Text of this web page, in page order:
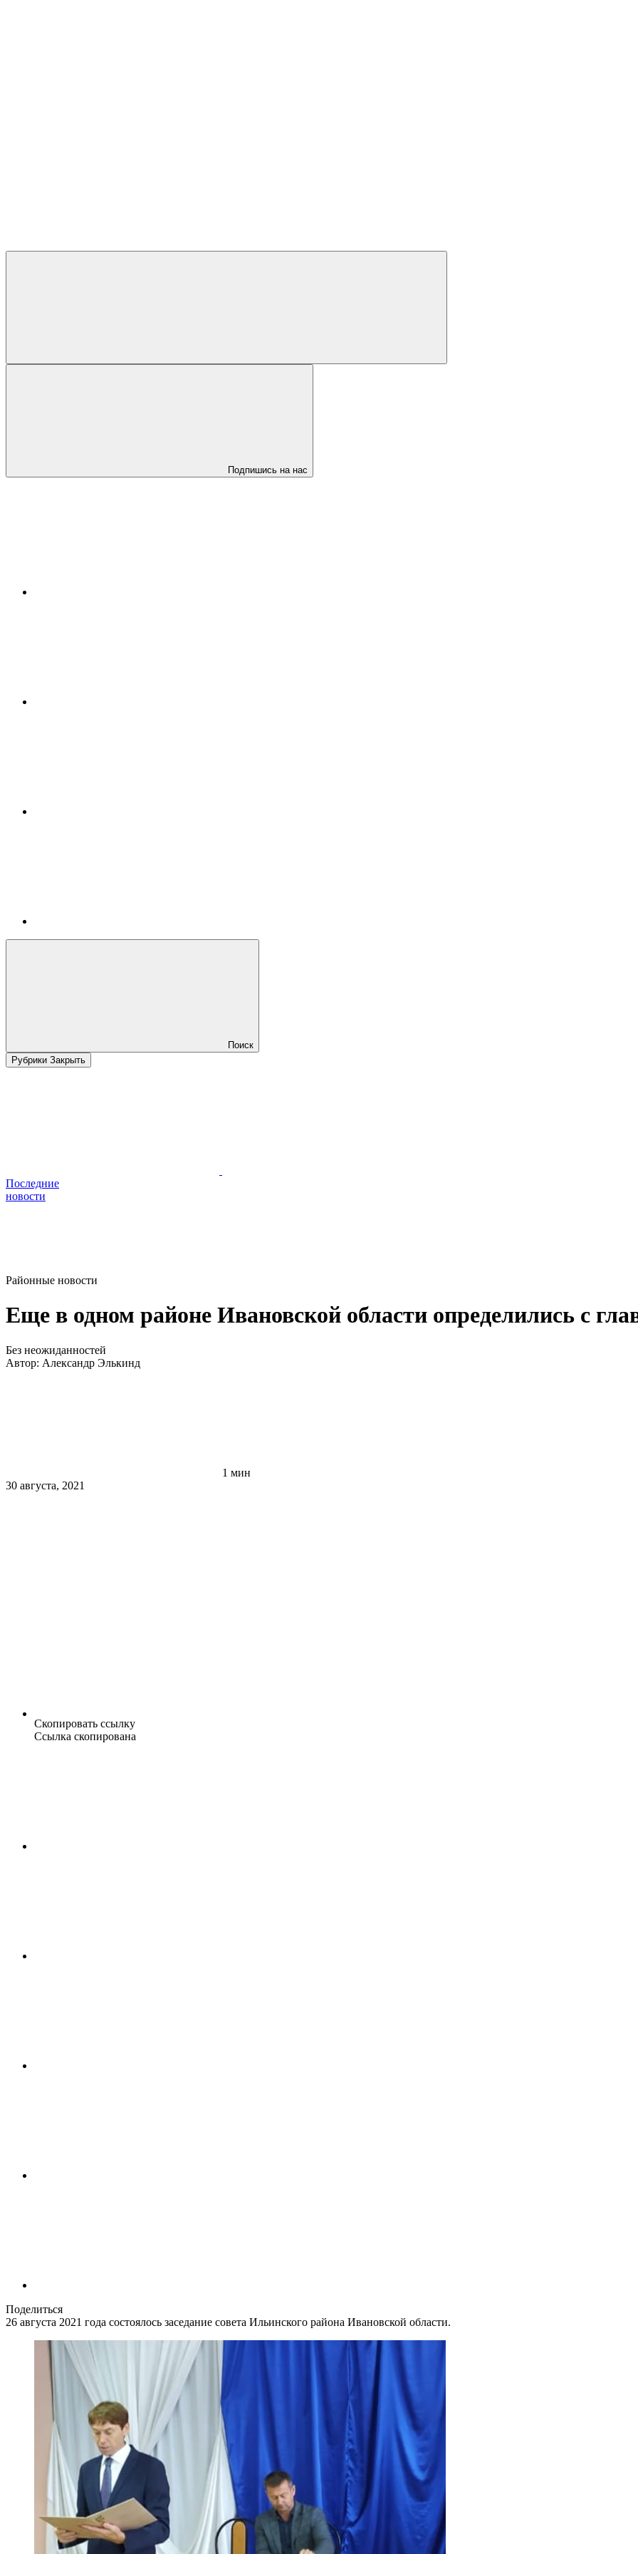
Подпишись на нас
Поиск
Рубрики Закрыть
Последние
новости
Районные новости
Еще в одном районе Ивановской области определились с
Без неожиданностей
Автор: Александр Элькинд
1 мин
30 августа, 2021
Скопировать ссылку
Ссылка скопирована
Поделиться
26 августа 2021 года состоялось заседание cовета Ильинского района Ивановской области.